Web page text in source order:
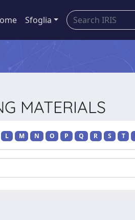
Sfoglia
MATERIALS
L M N O P Q R S T